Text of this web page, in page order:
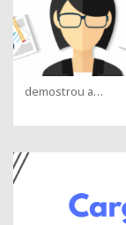
demostrou a…